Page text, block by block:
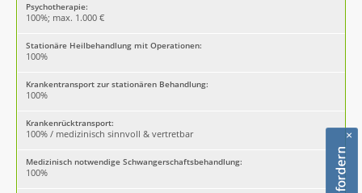
Psychotherapie:
100%; max. 1.000 €
Stationäre Heilbehandlung mit Operationen:
100%
Krankentransport zur stationären Behandlung:
100%
Krankenrücktransport:
100% / medizinisch sinnvoll & vertretbar
Medizinisch notwendige Schwangerschaftsbehandlung:
100%
×